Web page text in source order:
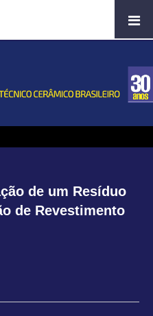
de um Resíduo
de Revestimento